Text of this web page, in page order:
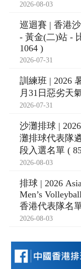
2026-08-03
巡迴賽 | 香港
- 黃金(二)站 -
1064 )
2026-07-31
訓練班 | 2026
月31日惡劣天
2026-07-31
沙灘排球 |
灘排球代表隊
段入選名單 (
2026-08-03
排球 | 2026
Men’s
香港代表隊名
2026-08-03